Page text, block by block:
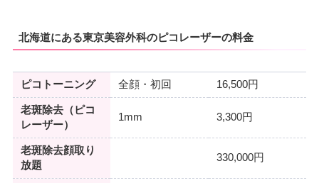
北海道にある東京美容外科のピコレーザーの料金
ピコトーニング 全顔・初回 16,500円
老斑除去（ピコ
レーザー）
1mm 3,300円
老斑除去顔取り
放題
330,000円